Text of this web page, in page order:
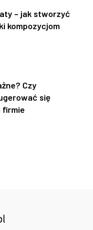
– jak stworzyć
kompozycjom
Czy
się
firmie